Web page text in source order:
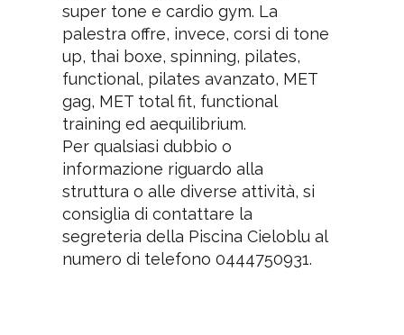
super tone e cardio gym. La
palestra offre, invece, corsi di tone
up, thai boxe, spinning, pilates,
functional, pilates avanzato, MET
gag, MET total fit, functional
training ed aequilibrium.
Per qualsiasi dubbio o
informazione riguardo alla
struttura o alle diverse attività, si
consiglia di contattare la
segreteria della Piscina Cieloblu al
numero di telefono 0444750931.